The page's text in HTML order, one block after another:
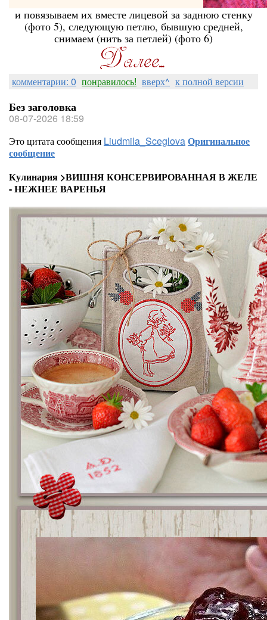
и повязываем их вместе лицевой за заднюю стенку
(фото 5), следующую петлю, бывшую средней,
снимаем (нить за петлей) (фото 6)
комментарии: 0 понравилось! вверх^ к полной версии
Без заголовка
08-07-2026 18:59
Это цитата сообщения Liudmila_SceglovaОригинальное
сообщение
Кулинария >ВИШНЯ КОНСЕРВИРОВАННАЯ В ЖЕЛЕ
- НЕЖНЕЕ ВАРЕНЬЯ